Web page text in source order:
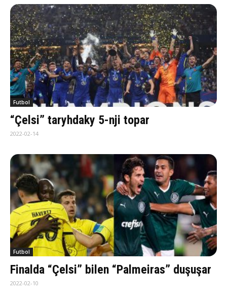
Futbol
“Çelsi” taryhdaky 5-nji topar
2022-02-14
Futbol
Finalda “Çelsi” bilen “Palmeiras” duşuşar
2022-02-10